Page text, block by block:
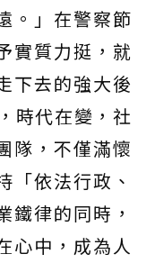
。」在警察節
實質力挺，就
下去的強大後
時代在變，社
隊，不僅滿懷
「依法行政、
鐵律的同時，
心中，成為人